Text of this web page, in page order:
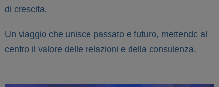
di crescita.
Un viaggio che unisce passato e futuro, mettendo al
centro il valore delle relazioni e della consulenza.